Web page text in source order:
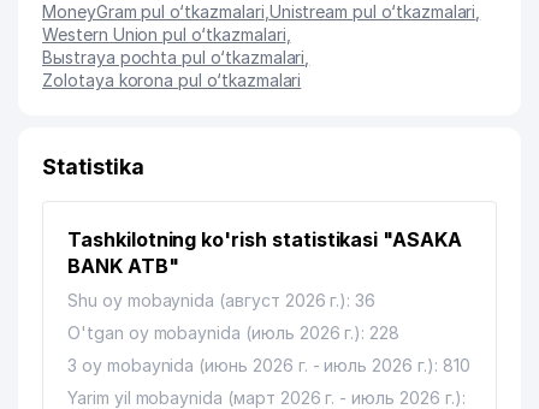
MoneyGram pul o‘tkazmalari Unistream pul o‘tkazmalari
Western Union pul o‘tkazmalari
Bыstraya pochta pul o‘tkazmalari
Zolotaya korona pul o‘tkazmalari
Statistika
Tashkilotning ko'rish statistikasi "ASAKA
BANK ATB"
Shu oy mobaynida (август 2026 г.): 36
O'tgan oy mobaynida (июль 2026 г.): 228
3 oy mobaynida (июнь 2026 г. - июль 2026 г.): 810
Yarim yil mobaynida (март 2026 г. - июль 2026 г.):